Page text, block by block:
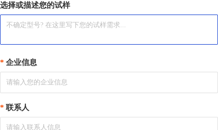
选择或描述您的试样
企业信息
联系人